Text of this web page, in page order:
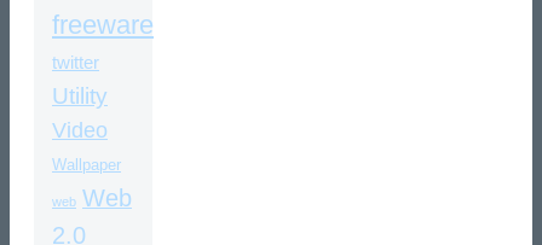
freeware
twitter
Utility
Video
Wallpaper
web Web
2.0